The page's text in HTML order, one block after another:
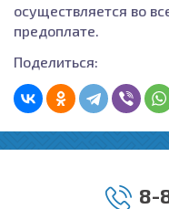
осуществляется во
предоплате.
Поделиться:
8-